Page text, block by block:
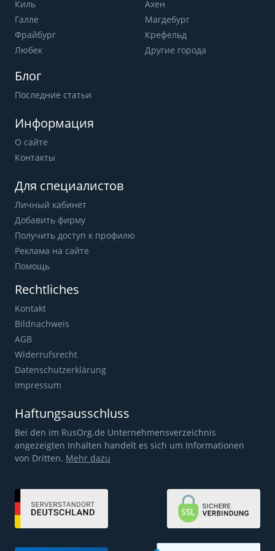
Киль
Ахен
Галле
Магдебург
Фрайбург
Крефельд
Любек
Другие города
Блог
Последние статьи
Информация
О сайте
Контакты
Для специалистов
Личный кабинет
Добавить фирму
Получить доступ к профилю
Реклама на сайте
Помощь
Rechtliches
Kontakt
Bildnachweis
AGB
Widerrufsrecht
Datenschutzerklärung
Impressum
Haftungsausschluss
Bei den im RusOrg.de Unternehmensverzeichnis
angezeigten Inhalten handelt es sich um Informationen
von Dritten. Mehr dazu